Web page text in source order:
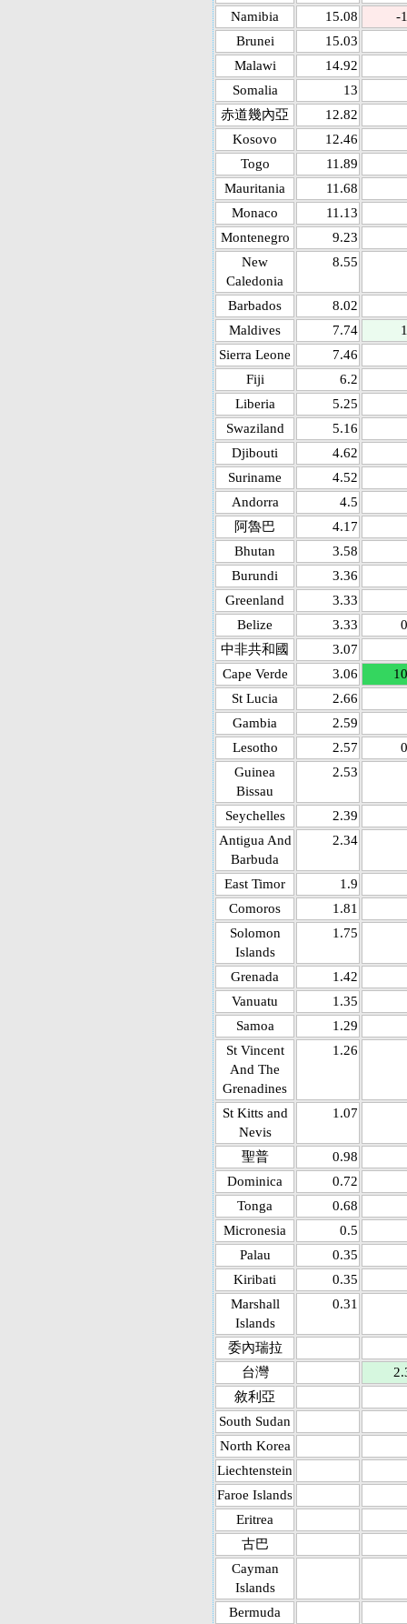
Namibia 15.08
-
Brunei
15.03
Malawi
14.92
Somalia
13
赤道幾內亞
12.82
Kosovo
12.46
Togo
11.89
Mauritania
11.68
Monaco
11.13
Montenegro
9.23
New
Caledonia
8.55
Barbados
8.02
Maldives
7.74
Sierra Leone
7.46
Fiji
6.2
Liberia
5.25
Swaziland
5.16
Djibouti
4.62
Suriname
4.52
Andorra
4.5
阿魯巴
4.17
Bhutan
3.58
Burundi
3.36
Greenland
3.33
Belize
3.33
中非共和國
3.07
Cape Verde
3.06
St Lucia
2.66
Gambia
2.59
Lesotho
2.57
Guinea
Bissau
2.53
Seychelles
2.39
Antigua And
Barbuda
2.34
East Timor
1.9
Comoros
1.81
Solomon
Islands
1.75
Grenada
1.42
Vanuatu
1.35
Samoa
1.29
St Vincent
And The
Grenadines
1.26
St Kitts and
Nevis
1.07
聖普
0.98
Dominica
0.72
Tonga
0.68
Micronesia
0.5
Palau
0.35
Kiribati
0.35
Marshall
Islands
0.31
委內瑞拉
台灣
敘利亞
South Sudan
North Korea
Liechtenstein
Faroe Islands
Eritrea
古巴
Cayman
Islands
Bermuda